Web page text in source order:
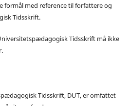
formål med reference til forfattere og
Tidsskrift.
Tidsskrift må ikke
Tidsskrift, DUT, er omfattet